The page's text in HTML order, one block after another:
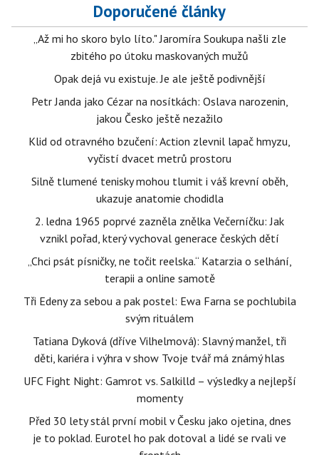
Doporučené články
„Až mi ho skoro bylo líto." Jaromíra Soukupa našli zle
zbitého po útoku maskovaných mužů
Opak dejá vu existuje. Je ale ještě podivnější
Petr Janda jako Cézar na nosítkách: Oslava narozenin,
jakou Česko ještě nezažilo
Klid od otravného bzučení: Action zlevnil lapač hmyzu,
vyčistí dvacet metrů prostoru
Silně tlumené tenisky mohou tlumit i váš krevní oběh,
ukazuje anatomie chodidla
2. ledna 1965 poprvé zazněla znělka Večerníčku: Jak
vznikl pořad, který vychoval generace českých dětí
„Chci psát písničky, ne točit reelska.“ Katarzia o selhání,
terapii a online samotě
Tři Edeny za sebou a pak postel: Ewa Farna se pochlubila
svým rituálem
Tatiana Dyková (dříve Vilhelmová): Slavný manžel, tři
děti, kariéra i výhra v show Tvoje tvář má známý hlas
UFC Fight Night: Gamrot vs. Salkilld – výsledky a nejlepší
momenty
Před 30 lety stál první mobil v Česku jako ojetina, dnes
je to poklad. Eurotel ho pak dotoval a lidé se rvali ve